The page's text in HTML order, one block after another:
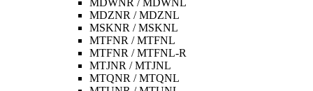
MDWNR / MDWNL
MDZNR / MDZNL
MSKNR / MSKNL
MTFNR / MTFNL
MTFNR / MTFNL-R
MTJNR / MTJNL
MTQNR / MTQNL